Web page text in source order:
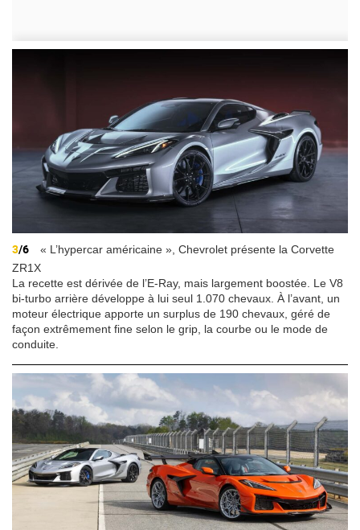
3/6
« L’hypercar américaine », Chevrolet présente la Corvette
ZR1X
La recette est dérivée de l’E-Ray, mais largement boostée. Le V8
bi-turbo arrière développe à lui seul 1.070 chevaux. À l’avant, un
moteur électrique apporte un surplus de 190 chevaux, géré de
façon extrêmement fine selon le grip, la courbe ou le mode de
conduite.